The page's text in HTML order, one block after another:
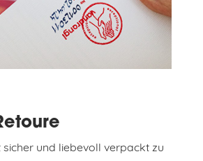
sicher und liebevoll verpackt zu